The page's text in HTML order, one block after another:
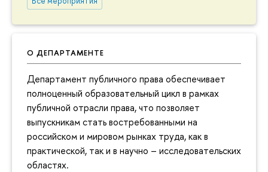
О ДЕПАРТАМЕНТЕ
Департамент публичного права обеспечивает
полноценный образовательный цикл в рамках
публичной отрасли права, что позволяет
выпускникам стать востребованными на
российском и мировом рынках труда, как в
практической, так и в научно – исследовательских
областях.